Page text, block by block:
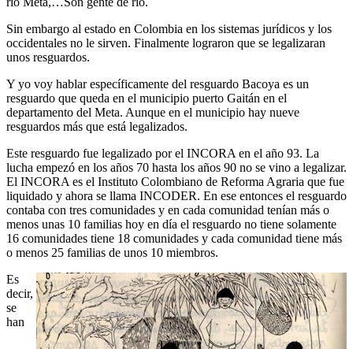
Sin embargo al estado en Colombia en los sistemas jurídicos y los
occidentales no le sirven. Finalmente lograron que se legalizaran
unos resguardos.
Y yo voy hablar específicamente del resguardo Bacoya es un
resguardo que queda en el municipio puerto Gaitán en el
departamento del Meta. Aunque en el municipio hay nueve
resguardos más que está legalizados.
Este resguardo fue legalizado por el INCORA en el año 93. La
lucha empezó en los años 70 hasta los años 90 no se vino a legalizar.
El INCORA es el Instituto Colombiano de Reforma Agraria que fue
liquidado y ahora se llama INCODER. En ese entonces el resguardo
contaba con tres comunidades y en cada comunidad tenían más o
menos unas 10 familias hoy en día el resguardo no tiene solamente
16 comunidades tiene 18 comunidades y cada comunidad tiene más
o menos 25 familias de unos 10 miembros.
Es
decir,
se
han